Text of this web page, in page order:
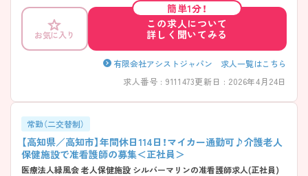
お気に入り
簡単1分！
この求人について
詳しく聞いてみる
有限会社アシストジャパン 求人一覧はこちら
求人番号 : 9111473更新日 : 2026年4月24日
常勤（二交替制）
【高知県／高知市】年間休日114日！マイカー通勤可♪介護老人
保健施設で准看護師の募集＜正社員＞
医療法人緑風会 老人保健施設 シルバーマリンの准看護師求人(正社員)